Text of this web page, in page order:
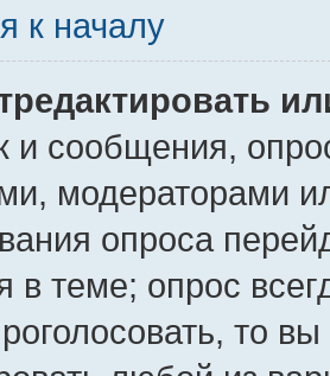
к началу
и сообщения,
модераторами
опроса
в теме; опрос
то